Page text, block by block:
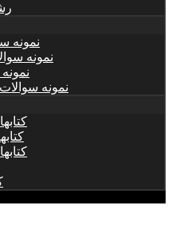
نمونه
نمونه
نمونه